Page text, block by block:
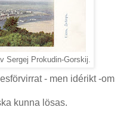
Sergej Prokudin-Gorskij.
- men idérikt -om
kunna lösas.